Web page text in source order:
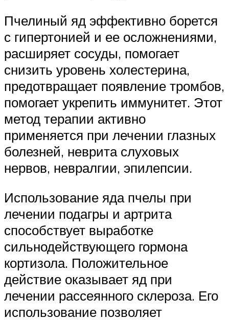
Пчелиный яд эффективно борется
с гипертонией и ее осложнениями,
расширяет сосуды, помогает
снизить уровень холестерина,
предотвращает появление тромбов,
помогает укрепить иммунитет. Этот
метод терапии активно
применяется при лечении глазных
болезней, неврита слуховых
нервов, невралгии, эпилепсии.
Использование яда пчелы при
лечении подагры и артрита
способствует выработке
сильнодействующего гормона
кортизола. Положительное
действие оказывает яд при
лечении рассеянного склероза. Его
использование позволяет